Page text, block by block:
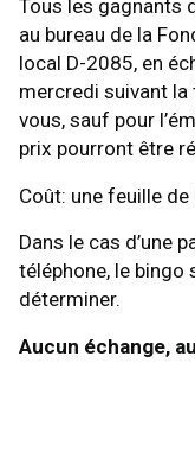
Tous les gagnants
au bureau de la
local D-2085, en
mercredi suivant la
vous, sauf pour
prix pourront être
Coût: une feuille
Dans le cas d’une
téléphone, le bingo
déterminer.
Aucun échange,